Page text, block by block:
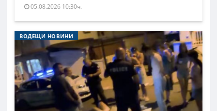
05.08.2026 10:30ч.
ВОДЕЩИ НОВИНИ